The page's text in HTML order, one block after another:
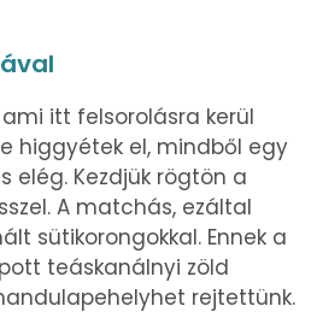
itt felsorolásra kerül
higgyétek el, mindből egy
elég. Kezdjük rögtön a
A matchás, ezáltal
sütikorongokkal. Ennek a
teáskanálnyi zöld
rejtettünk.